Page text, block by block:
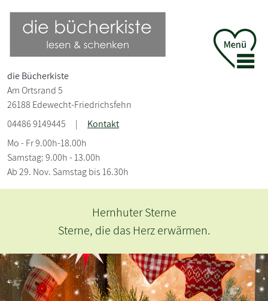
die Bücherkiste
Am Ortsrand 5
26188 Edewecht-Friedrichsfehn
04486 9149445
|
Kontakt
Mo - Fr 9.00h-18.00h
Samstag: 9.00h - 13.00h
Ab 29. Nov. Samstag bis 16.30h
erwärmen.